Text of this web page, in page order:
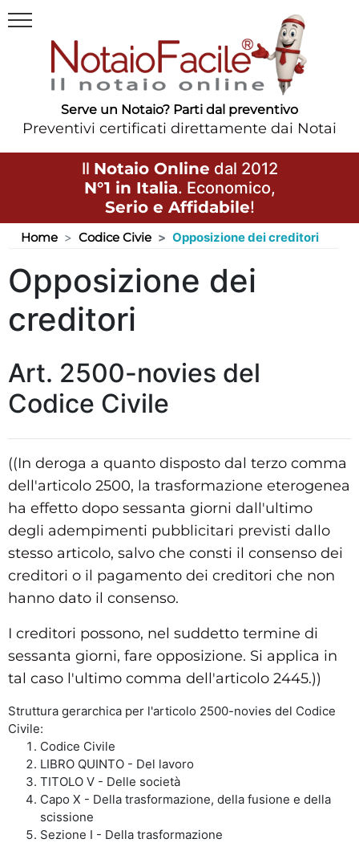
Serve un Notaio? Parti dal preventivo
Preventivi certificati direttamente dai Notai
Il Notaio Online dal 2012
N°1 in Italia. Economico,
Serio e Affidabile!
Home Codice Civie Opposizione dei creditori
Opposizione dei
creditori
Art. 2500-novies del
Codice Civile
((In deroga a quanto disposto dal terzo comma
dell'articolo 2500, la trasformazione eterogenea
ha effetto dopo sessanta giorni dall'ultimo
degli adempimenti pubblicitari previsti dallo
stesso articolo, salvo che consti il consenso dei
creditori o il pagamento dei creditori che non
hanno dato il consenso.
I creditori possono, nel suddetto termine di
sessanta giorni, fare opposizione. Si applica in
tal caso l'ultimo comma dell'articolo 2445.))
Struttura gerarchica per l'articolo 2500-novies del Codice
Civile:
Codice Civile
LIBRO QUINTO - Del lavoro
TITOLO V - Delle società
Capo X - Della trasformazione, della fusione e della
scissione
Sezione I - Della trasformazione